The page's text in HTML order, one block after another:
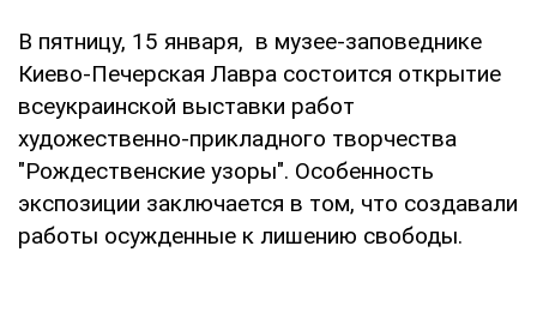
В пятницу, 15 января, в музее-заповеднике
Киево-Печерская Лавра состоится открытие
всеукраинской выставки работ
художественно-прикладного творчества
"Рождественские узоры". Особенность
экспозиции заключается в том, что создавали
работы осужденные к лишению свободы.